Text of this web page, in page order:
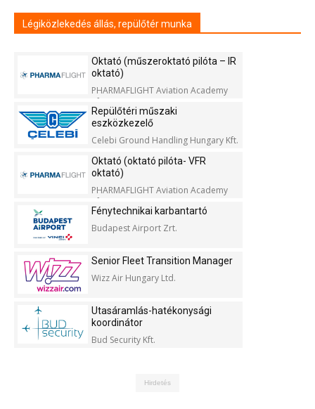
Légiközlekedés állás, repülőtér munka
Oktató (műszeroktató pilóta – IR
oktató)
PHARMAFLIGHT Aviation Academy
Kft.
Repülőtéri műszaki
eszközkezelő
Celebi Ground Handling Hungary Kft.
Oktató (oktató pilóta- VFR
oktató)
PHARMAFLIGHT Aviation Academy
Kft.
Fénytechnikai karbantartó
Budapest Airport Zrt.
Senior Fleet Transition Manager
Wizz Air Hungary Ltd.
Utasáramlás-hatékonysági
koordinátor
Bud Security Kft.
Hirdetés